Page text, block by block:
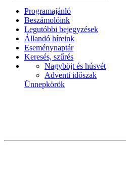
Programajánló
Beszámolóink
Legutóbbi bejegyzések
Állandó híreink
Eseménynaptár
Keresés, szűrés
Nagyböjt és húsvét
Adventi időszak
Ünnepkörök